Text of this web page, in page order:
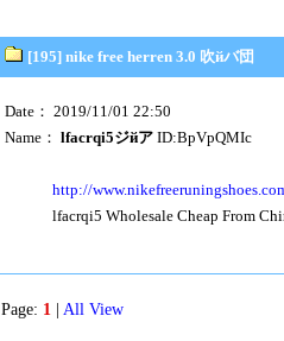
[195] nike free herren 3.0 吹йバ団
Date： 2019/11/01 22:50
Name： lfacrqi5ジйア ID:BpVpQMIc
http://
lfacrqi5 Wholesale Cheap From
Page: 1 | All View